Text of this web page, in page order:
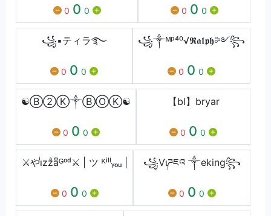
0 0 0 0 0 0
꧁▪ティラ࿐
0 0 0
꧁༒ᴹᵖ⁴⁰√𝕽𝖆𝖑𝖕𝖍༻꧂
0 0 0
☯Ⓑ②Ⓚ༒ⒷⓄⓀ☯
0 0 0
‏【bl】bryar
0 0 0
⚔️やiͥzzͣaͫᴳᵒᵈ⚔️ | ツ ᴷⁱˡˡᵧₒᵤ |
0 0 0
꧁Ѵιཌཇའ ༒eking꧂
0 0 0